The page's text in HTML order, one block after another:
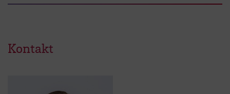
Kontakt